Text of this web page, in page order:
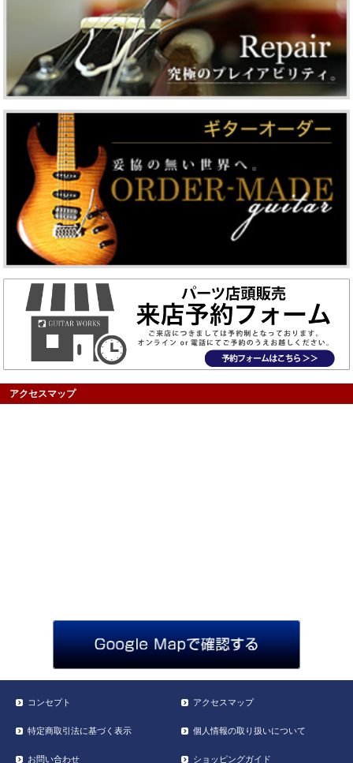
アクセスマップ
コンセプト アクセスマップ
特定商取引法に基づく表示 個人情報の取り扱いについて
お問い合わせ ショッピングガイド